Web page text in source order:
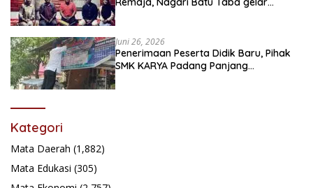
Juni 26, 2026
Penerimaan Peserta Didik Baru, Pihak
SMK KARYA Padang Panjang
Kategori
Mata Daerah (1,882)
Mata Edukasi (305)